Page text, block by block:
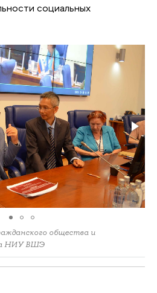
социальных
общества и
НИУ ВШЭ